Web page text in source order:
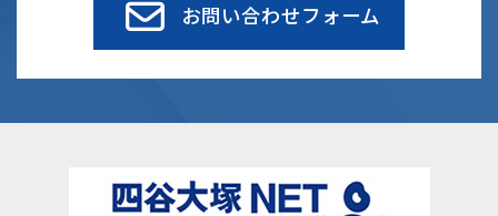
お問い合わせフォーム